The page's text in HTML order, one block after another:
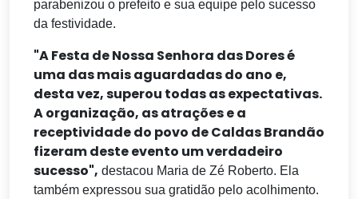
parabenizou o prefeito e sua equipe pelo sucesso
da festividade.
"A Festa de Nossa Senhora das Dores é
uma das mais aguardadas do ano e,
desta vez, superou todas as expectativas.
A organização, as atrações e a
receptividade do povo de Caldas Brandão
fizeram deste evento um verdadeiro
sucesso", destacou Maria de Zé Roberto. Ela
também expressou sua gratidão pelo acolhimento.